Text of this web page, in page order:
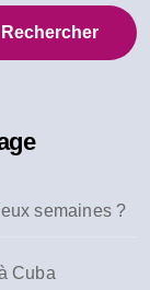
semaines ?
Cuba